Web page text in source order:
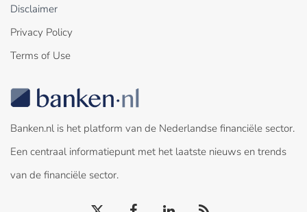
Disclaimer
Privacy Policy
Terms of Use
Banken.nl is het platform van de Nederlandse financiële sector.
Een centraal informatiepunt met het laatste nieuws en trends
van de financiële sector.